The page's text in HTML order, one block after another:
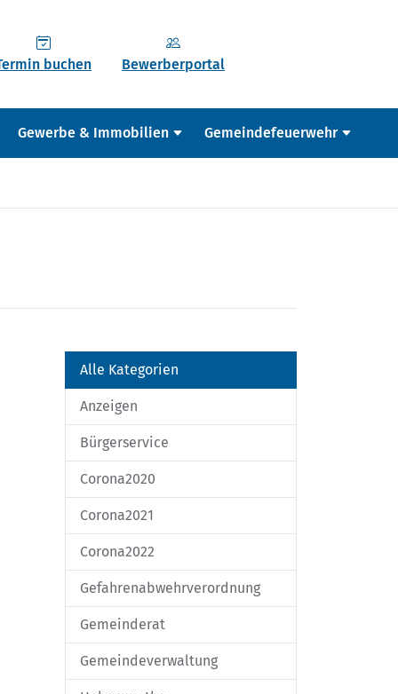
buchen Bewerberportal
Gewerbe & Immobilien Gemeindefeuerwehr
Alle Kategorien
Anzeigen
Bürgerservice
Corona2020
Corona2021
Corona2022
Gefahrenabwehrverordnung
Gemeinderat
Gemeindeverwaltung